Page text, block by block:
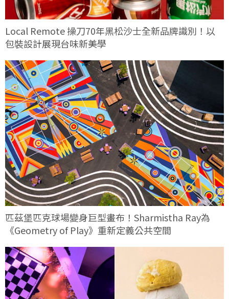
Local Remote 操刀70年黑松沙士全新品牌識別！以
包裝設計展現台味新美學
匹茲堡匹克球場變身巨型畫布！Sharmistha Ray為
《Geometry of Play》重新定義公共空間